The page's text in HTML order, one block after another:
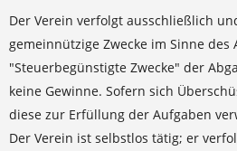
Der Verein verfolgt ausschließlich
gemeinnützige Zwecke im Sinne des
"Steuerbegünstigte Zwecke" der
keine Gewinne. Sofern sich
diese zur Erfüllung der Aufgaben
Der Verein ist selbstlos tätig; er